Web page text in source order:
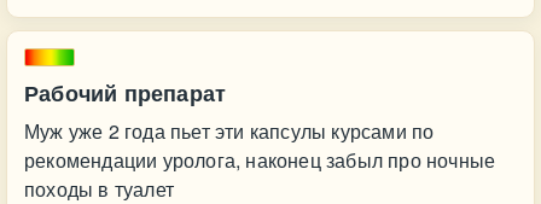
Рабочий препарат
Муж уже 2 года пьет эти капсулы курсами по
рекомендации уролога, наконец забыл про ночные
походы в туалет